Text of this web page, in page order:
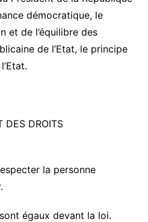
démocratique, le
et de l’équilibre des
de l’Etat, le principe
DES DROITS
la personne
égaux devant la loi.